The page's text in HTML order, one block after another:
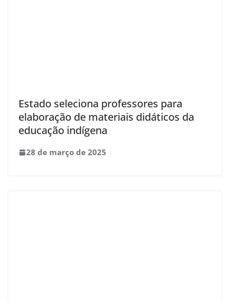
Estado seleciona professores para
elaboração de materiais didáticos da
educação indígena
28 de março de 2025